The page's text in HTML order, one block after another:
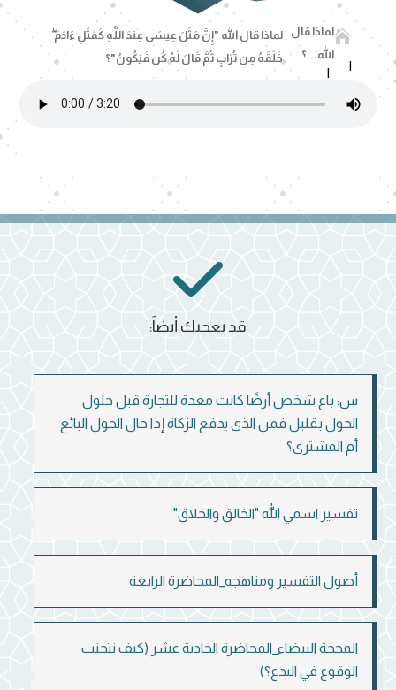
لماذا قال
الله...؟
لماذا قال الله "إِنَّ مَثَلَ عِيسَىٰ عِندَ اللَّهِ كَمَثَلِ ءَادَمَ ۖ
خَلَقَهُ مِن تُرَابٍ ثُمَّ قَالَ لَهُ كُن فَيَكُونُ"؟
س: باع شخص أرضًا كانت معدة للتجارة قبل حلول
الحول بقليل فمن الذي يدفع الزكاة إذا حال الحول البائع
أم المشتري؟
تفسير اسمي الله "الخالق والخلاق"
أصول التفسير ومناهجه_المحاضرة الرابعة
المحجة البيضاء_المحاضرة الحادية عشر (كيف نتجنب
الوقوع في البدع؟)
قد يعجبك أيضاً: